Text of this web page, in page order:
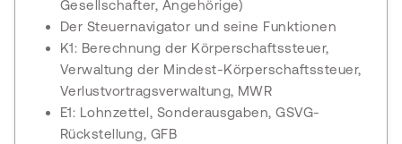
Gesellschafter, Angehörige)
Der Steuernavigator und seine Funktionen
K1: Berechnung der Körperschaftssteuer,
Verwaltung der Mindest-Körperschaftssteuer,
Verlustvortragsverwaltung, MWR
E1: Lohnzettel, Sonderausgaben, GSVG-
Rückstellung, GFB